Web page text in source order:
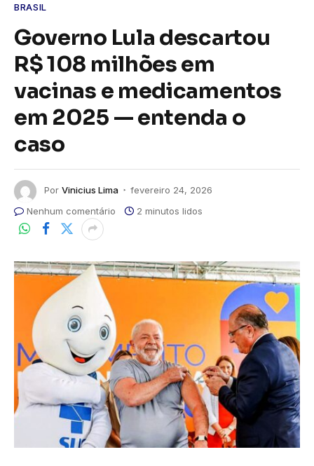
BRASIL
Governo Lula descartou
R$ 108 milhões em
vacinas e medicamentos
em 2025 — entenda o
caso
Por Vinicius Lima
fevereiro 24, 2026
Nenhum comentário
2 minutos lidos